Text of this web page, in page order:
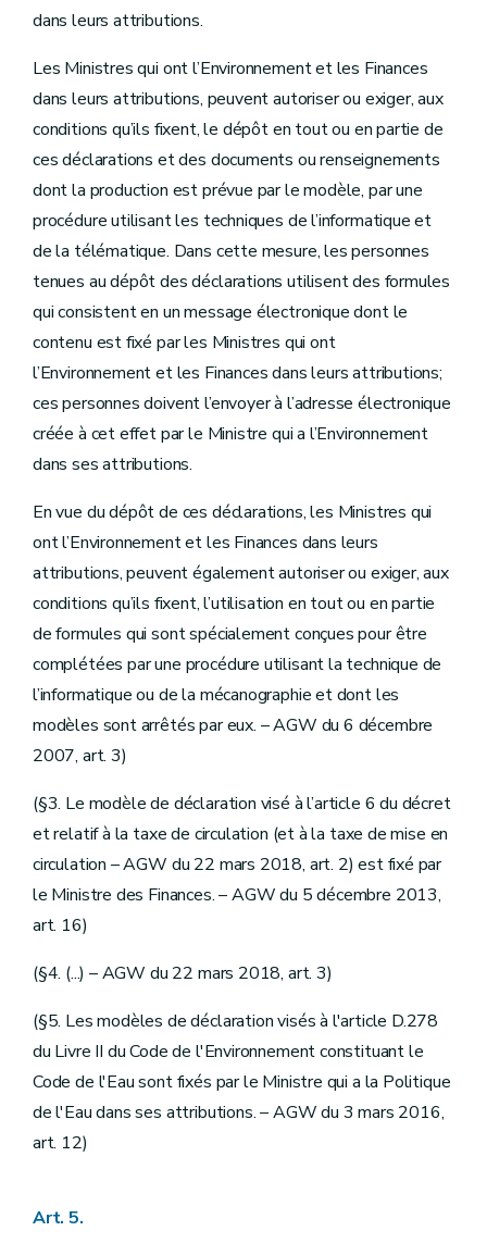
dans leurs attributions.
Les Ministres qui ont l’Environnement et les Finances
dans leurs attributions, peuvent autoriser ou exiger, aux
conditions qu’ils fixent, le dépôt en tout ou en partie de
ces déclarations et des documents ou renseignements
dont la production est prévue par le modèle, par une
procédure utilisant les techniques de l’informatique et
de la télématique. Dans cette mesure, les personnes
tenues au dépôt des déclarations utilisent des formules
qui consistent en un message électronique dont le
contenu est fixé par les Ministres qui ont
l’Environnement et les Finances dans leurs attributions;
ces personnes doivent l’envoyer à l’adresse électronique
créée à cet effet par le Ministre qui a l’Environnement
dans ses attributions.
En vue du dépôt de ces déclarations, les Ministres qui
ont l’Environnement et les Finances dans leurs
attributions, peuvent également autoriser ou exiger, aux
conditions qu’ils fixent, l’utilisation en tout ou en partie
de formules qui sont spécialement conçues pour être
complétées par une procédure utilisant la technique de
l’informatique ou de la mécanographie et dont les
modèles sont arrêtés par eux. – AGW du 6 décembre
2007, art. 3)
(§3. Le modèle de déclaration visé à l’article 6 du décret
et relatif à la taxe de circulation (et à la taxe de mise en
circulation – AGW du 22 mars 2018, art. 2) est fixé par
le Ministre des Finances. – AGW du 5 décembre 2013,
art. 16)
(§4. (...) – AGW du 22 mars 2018, art. 3)
(§5. Les modèles de déclaration visés à l'article D.278
du Livre II du Code de l'Environnement constituant le
Code de l'Eau sont fixés par le Ministre qui a la Politique
de l'Eau dans ses attributions. – AGW du 3 mars 2016,
art. 12)
Art. 5.